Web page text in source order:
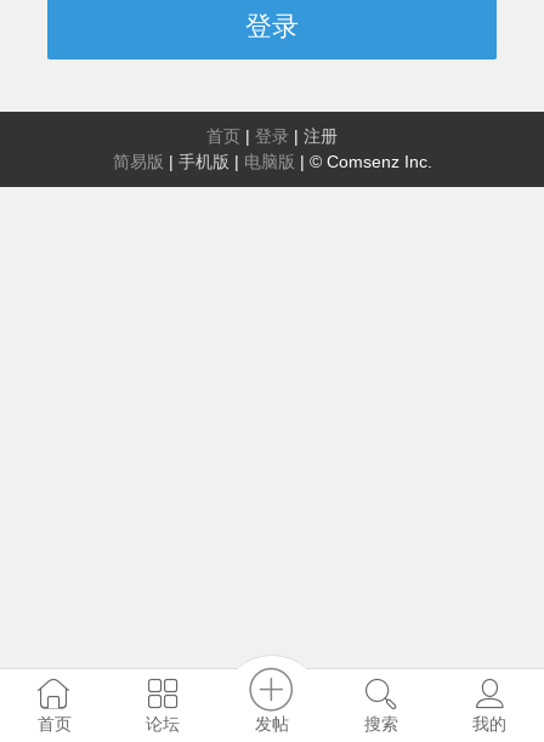
登录
首页 | 登录 | 注册
简易版 | 手机版 | 电脑版 | © Comsenz Inc.
首页 论坛 发帖 搜索 我的